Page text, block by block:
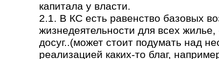
капитала у власти.
2.1. В КС есть равенство базовых
жизнедеятельности для всех
досуг..(может стоит подумать над
реализацией каких-то благ,